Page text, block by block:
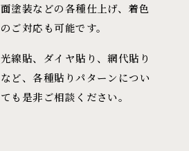
面塗装などの各種仕上げ、着色
のご対応も可能です。
光線貼、ダイヤ貼り、網代貼り
など、各種貼りパターンについ
ても是非ご相談ください。